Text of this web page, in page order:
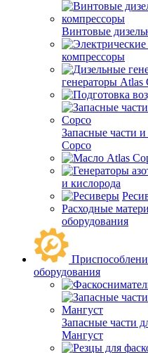
Винтовые
компрессоры
генераторы Atlas
Запасные части
Copco
и кислорода
Расходные
оборудования
оборудования
Запасные части
Мангуст